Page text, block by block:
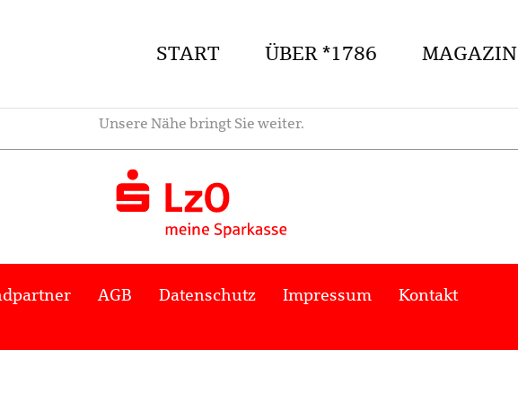
START ÜBER *1786 MAGAZIN
Unsere Nähe bringt Sie weiter.
AGB Datenschutz Impressum Kontakt